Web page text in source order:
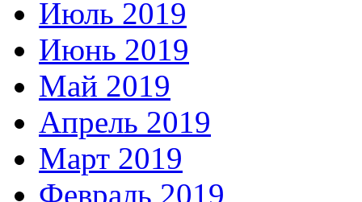
Июль 2019
Июнь 2019
Май 2019
Апрель 2019
Март 2019
Февраль 2019